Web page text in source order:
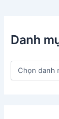
Danh
D